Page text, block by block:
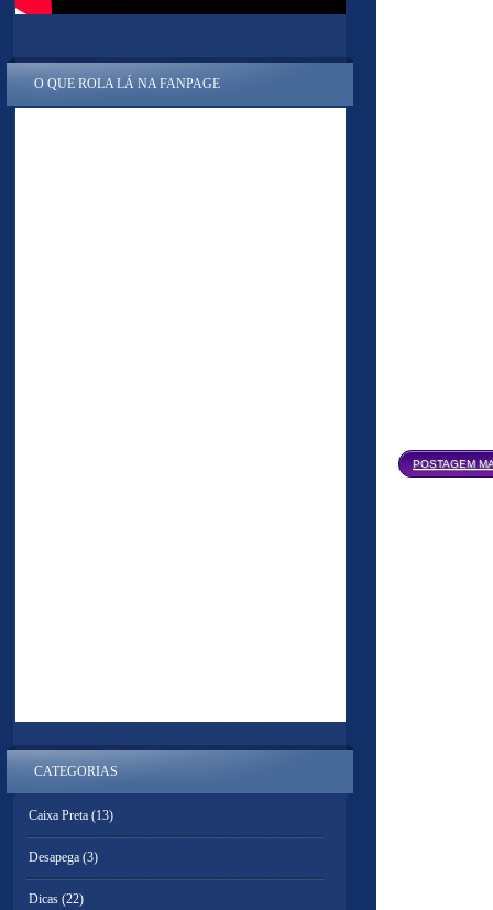
POSTAGEM
O QUE ROLA LÁ NA FANPAGE
CATEGORIAS
Caixa Preta (13)
Desapega (3)
Dicas (22)